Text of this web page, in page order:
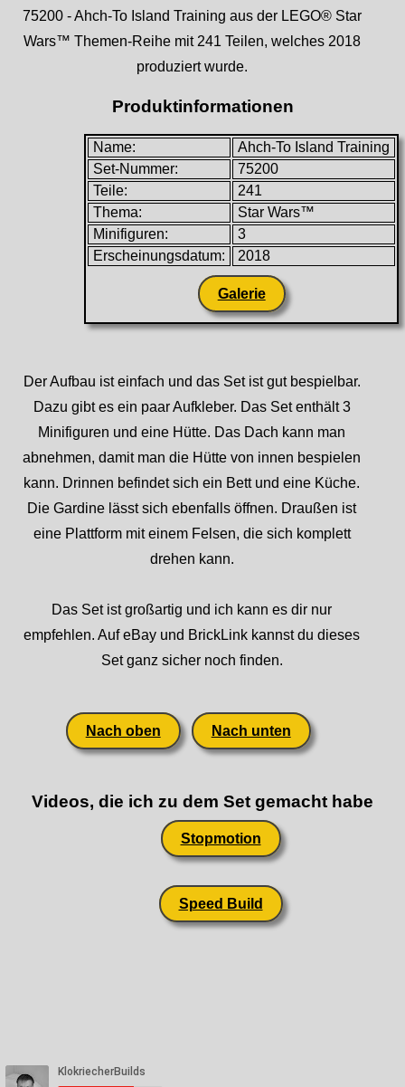
75200 - Ahch-To Island Training aus der LEGO® Star
Wars™ Themen-Reihe mit 241 Teilen, welches 2018
produziert wurde.
Produktinformationen
Name:
Ahch-To Island Training
Set-Nummer:
75200
Teile:
241
Thema:
Star Wars™
Minifiguren:
3
Erscheinungsdatum:
2018
Galerie
Der Aufbau ist einfach und das Set ist gut bespielbar.
Dazu gibt es ein paar Aufkleber. Das Set enthält 3
Minifiguren und eine Hütte. Das Dach kann man
abnehmen, damit man die Hütte von innen bespielen
kann. Drinnen befindet sich ein Bett und eine Küche.
Die Gardine lässt sich ebenfalls öffnen. Draußen ist
eine Plattform mit einem Felsen, die sich komplett
drehen kann.
Das Set ist großartig und ich kann es dir nur
empfehlen. Auf eBay und BrickLink kannst du dieses
Set ganz sicher noch finden.
Nach oben Nach unten
Videos, die ich zu dem Set gemacht habe
Stopmotion
Speed Build